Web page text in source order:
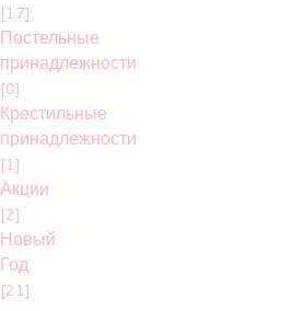
[17]
Постельные
принадлежности
[0]
Крестильные
принадлежности
[1]
Акции
[2]
Новый
Год
[21]